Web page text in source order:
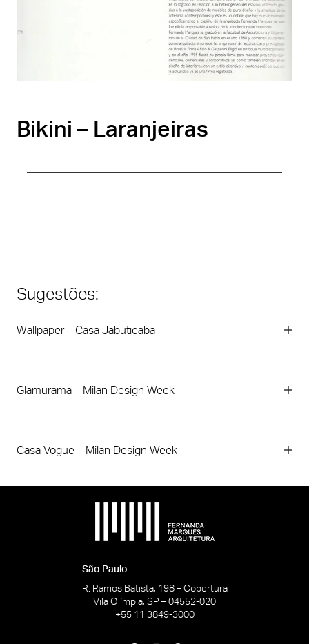
Bikini – Laranjeiras
Sugestões:
Wallpaper – Casa Jabuticaba
Glamurama – Milan Design Week
Casa Vogue – Milan Design Week
São Paulo
R. Ramos Batista, 198 – Cobertura
Vila Olímpia, SP – 04552-020
+55 11 3849-3000